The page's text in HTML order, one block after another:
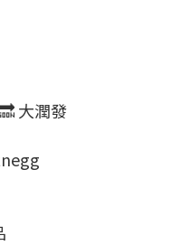
大潤發